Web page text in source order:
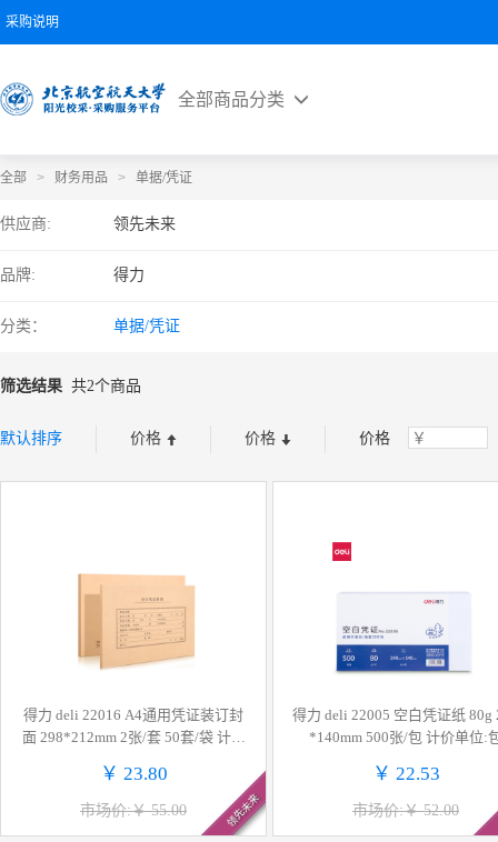
采购说明
全部商品分类
全部 > 财务用品 > 单据/凭证
供应商: 领先未来
品牌: 得力
分类： 单据/凭证
筛选结果 共2个商品
默认排序 价格 价格 价格
得力 deli 22016 A4通用凭证装订封
面 298*212mm 2张/套 50套/袋 计价
￥ 23.80
市场价:￥ 55.00 领先未来
得力 deli 22005 空白凭证纸 80g
*140mm 500张/包 计价单位:
￥ 22.53
市场价:￥ 52.00